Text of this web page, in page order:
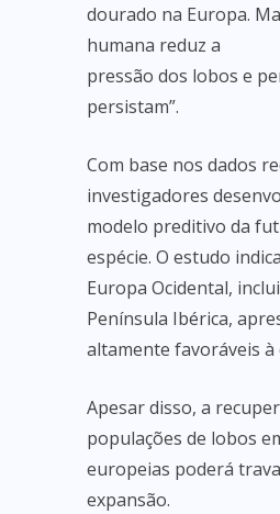
dourado na Europa.
humana reduz a
pressão dos lobos e
persistam”.
Com base nos dados
investigadores
modelo preditivo da
espécie. O estudo
Europa Ocidental,
Península Ibérica,
altamente favoráveis à
Apesar disso, a
populações de lobos
europeias poderá
expansão.